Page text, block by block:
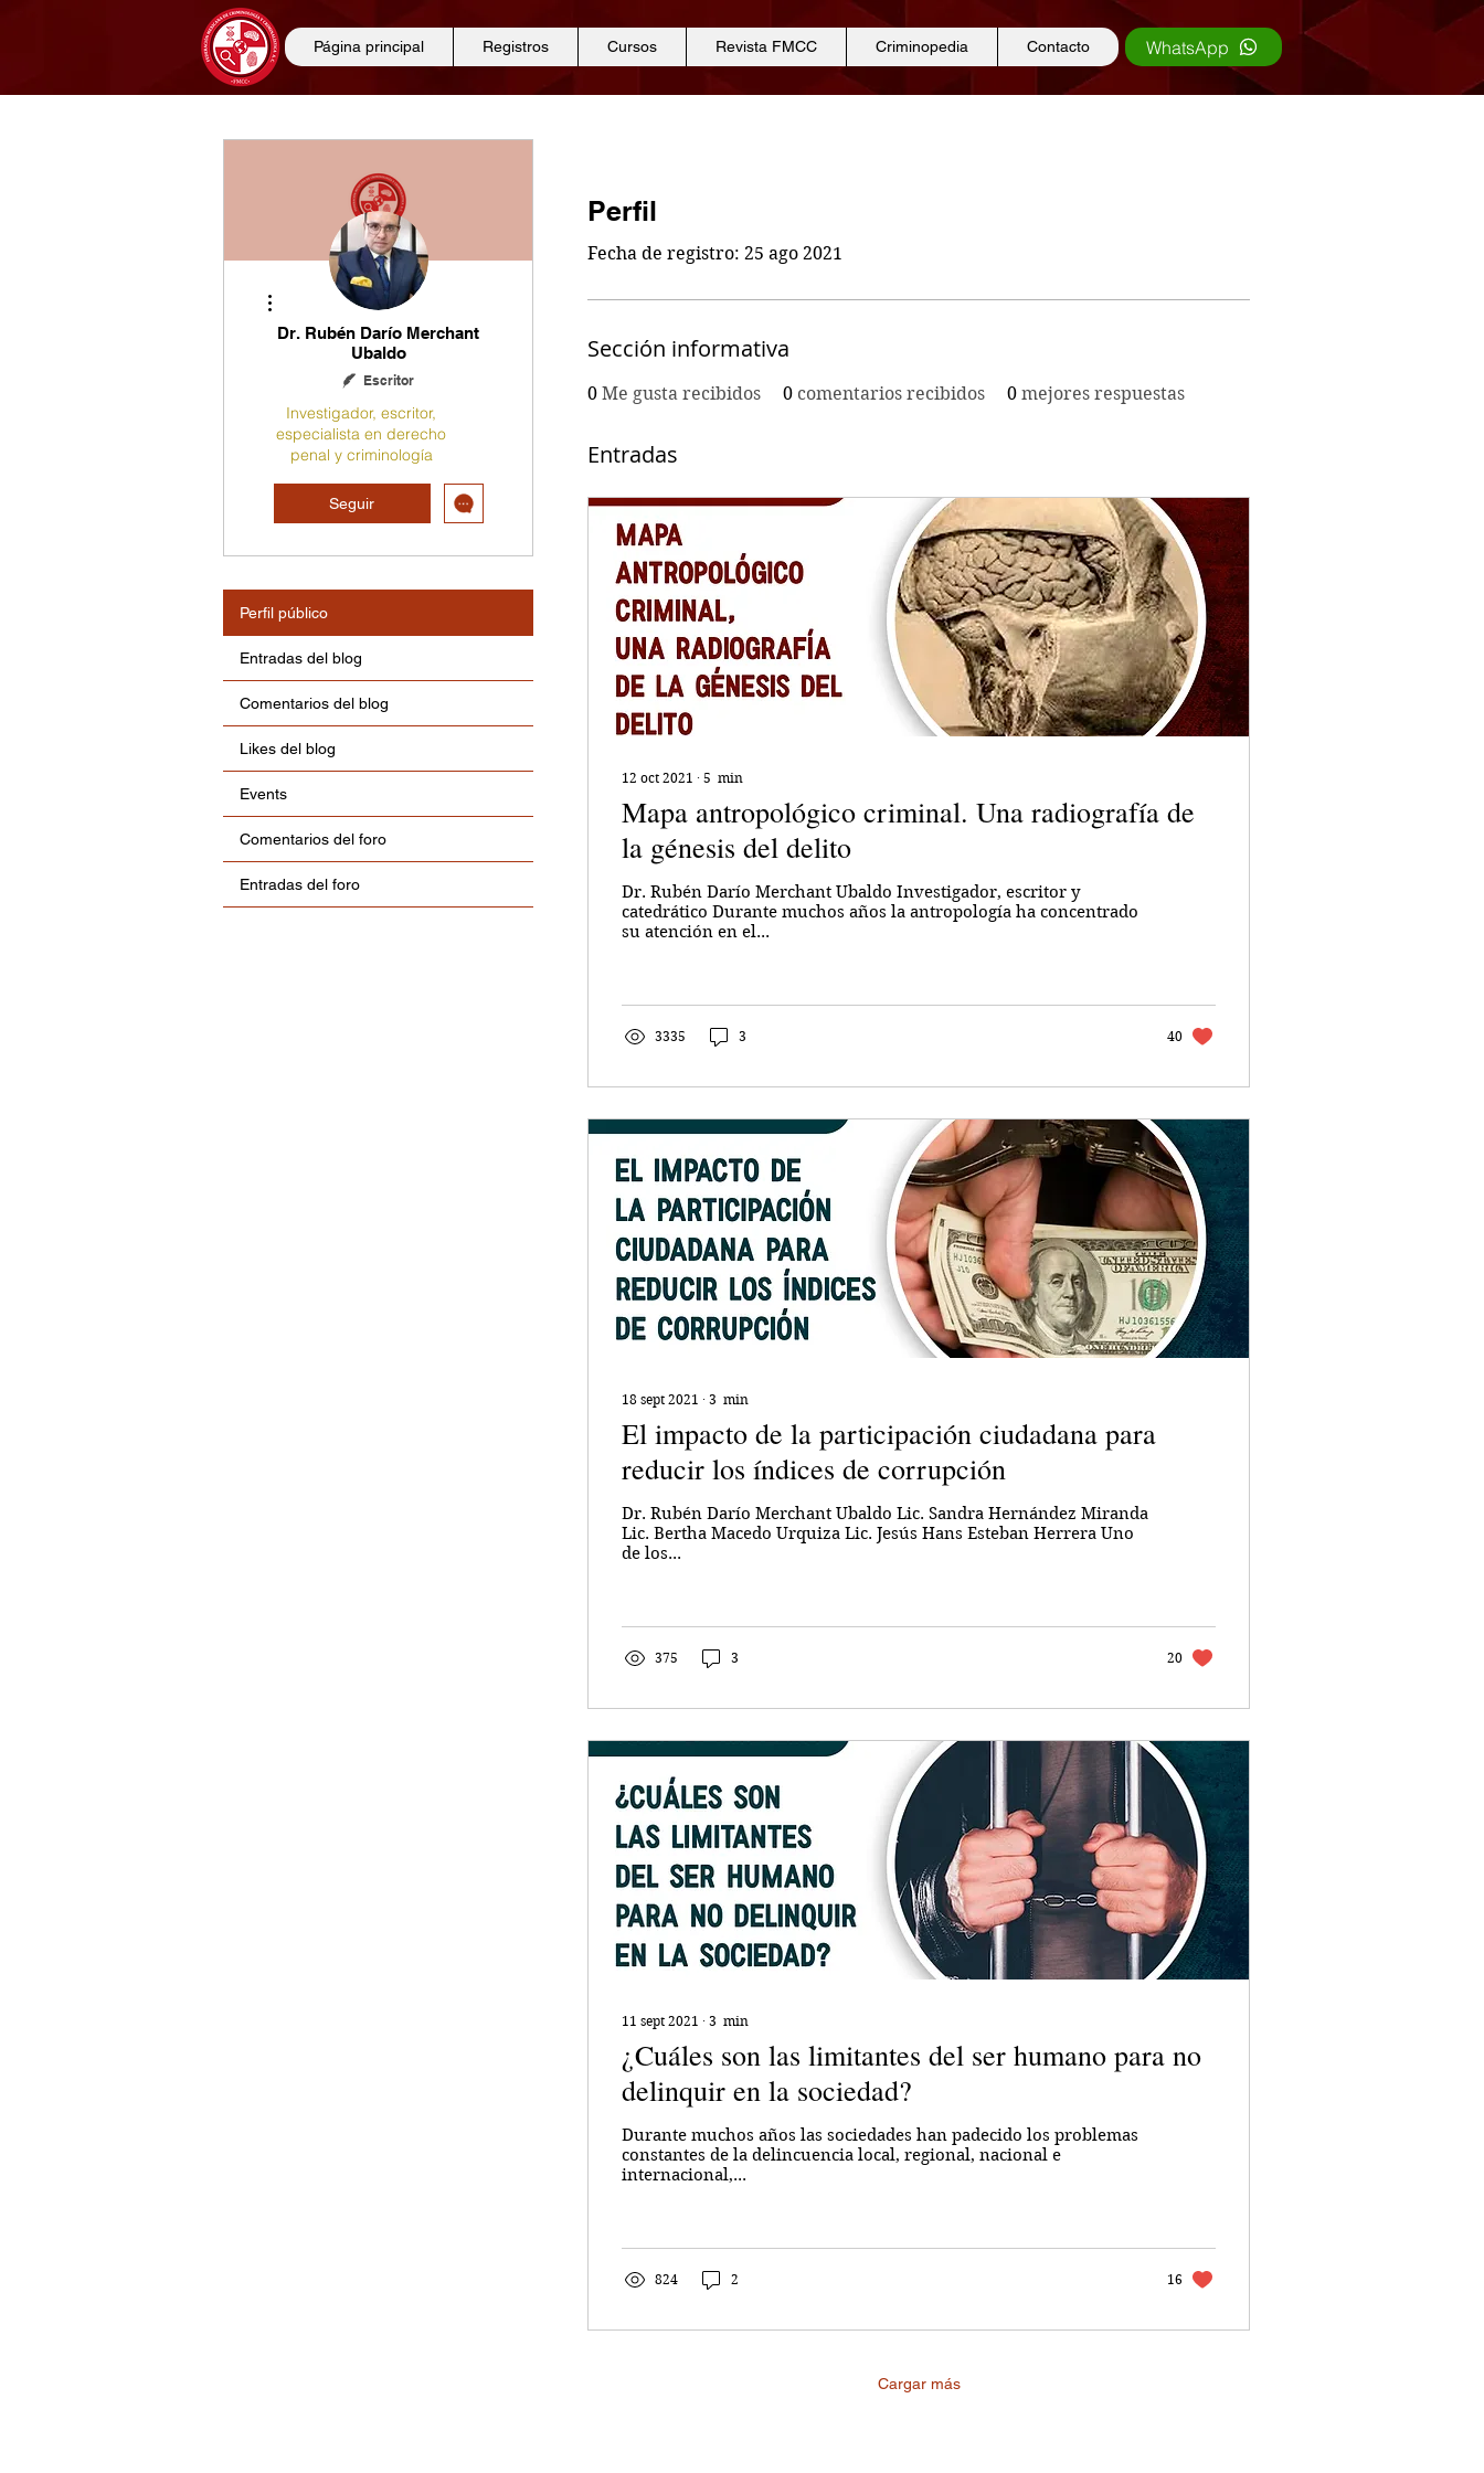
Página principal Registros Cursos Revista FMCC Criminopedia Contacto WhatsApp
Perfil
Fecha de registro: 25 ago 2021
Sección informativa
0 Me gusta recibidos 0 comentarios recibidos 0 mejores respuestas
Entradas
12 oct 2021 ∙ 5 min
Mapa antropológico criminal. Una radiografía de
la génesis del delito
Dr. Rubén Darío Merchant Ubaldo Investigador, escritor y
catedrático Durante muchos años la antropología ha concentrado
su atención en el...
3335 3 40
18 sept 2021 ∙ 3 min
El impacto de la participación ciudadana para
reducir los índices de corrupción
Dr. Rubén Darío Merchant Ubaldo Lic. Sandra Hernández Miranda
Lic. Bertha Macedo Urquiza Lic. Jesús Hans Esteban Herrera Uno
de los...
375 3 20
11 sept 2021 ∙ 3 min
¿Cuáles son las limitantes del ser humano para no
delinquir en la sociedad?
Durante muchos años las sociedades han padecido los problemas
constantes de la delincuencia local, regional, nacional e
internacional,...
824 2 16
Cargar más
Dr. Rubén Darío Merchant
Ubaldo
Escritor
Investigador, escritor,
especialista en derecho
penal y criminología
Seguir
Más acciones
Perfil público
Entradas del blog
Comentarios del blog
Likes del blog
Events
Comentarios del foro
Entradas del foro